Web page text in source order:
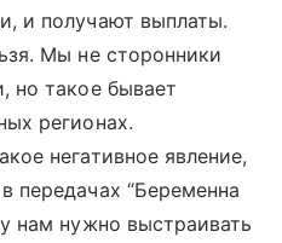
и получают выплаты.
Мы не сторонники
но такое бывает
регионах.
негативное явление,
передачах “Беременна
нам нужно выстраивать